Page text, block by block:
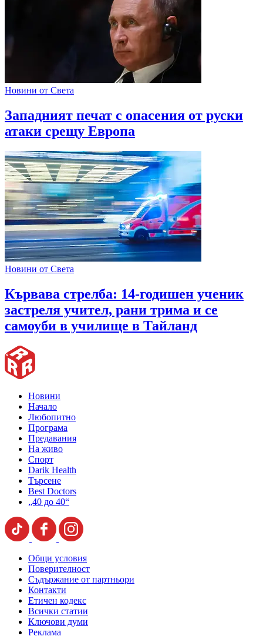
Новини от Света
Западният печат с опасения от руски
атаки срещу Европа
Новини от Света
Кървава стрелба: 14-годишен ученик
застреля учител, рани трима и се
самоуби в училище в Тайланд
Новини
Начало
Любопитно
Програма
Предавания
На живо
Спорт
Darik Health
Търсене
Best Doctors
„40 до 40“
Общи условия
Поверителност
Съдържание от партньори
Контакти
Етичен кодекс
Всички статии
Ключови думи
Реклама